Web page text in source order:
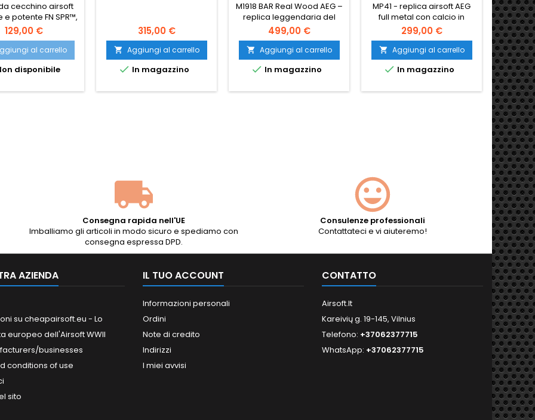
cecchino airsoft
potente FN SPR™,
ufficiale FN Herstal.
129,00 €
al carrello
disponibile
315,00 €
 Aggiungi al carrello
 In magazzino
M1918 BAR Real Wood AEG –
replica leggendaria del
Browning Automatic Rifle
della Seconda Guerra
Mondiale. Corpo full-metal,
vero legno verniciato scuro,
peso realistico 6,4 kg,
Solo full-auto. L’ultima LMG
499,00 €
 Aggiungi al carrello
 In magazzino
MP41 - replica airsoft AEG
full metal con calcio in
legno vero, corpo in
acciaio, gearbox V7
rinforzata e hop-up
regolabile. Perfetta per
loadout WWII e collezionisti.
299,00 €
 Aggiungi al carrello
 In magazzino


Consegna rapida nell'UE
Imballiamo gli articoli in modo sicuro e spediamo con
consegna espressa DPD.
Consulenze professionali
Contattateci e vi aiuteremo!
AZIENDA
su cheapairsoft.eu - Lo
europeo dell'Airsoft WWII
businesses
conditions of use
sito
IL TUO ACCOUNT
Informazioni personali
Ordini
Note di credito
Indirizzi
I miei avvisi
CONTATTO
Airsoft.lt
Kareivių g. 19-145, Vilnius
Telefono: +37062377715
WhatsApp: +37062377715